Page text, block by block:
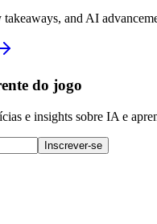
and AI
do jogo
e insights sobre IA e
Inscrever-se